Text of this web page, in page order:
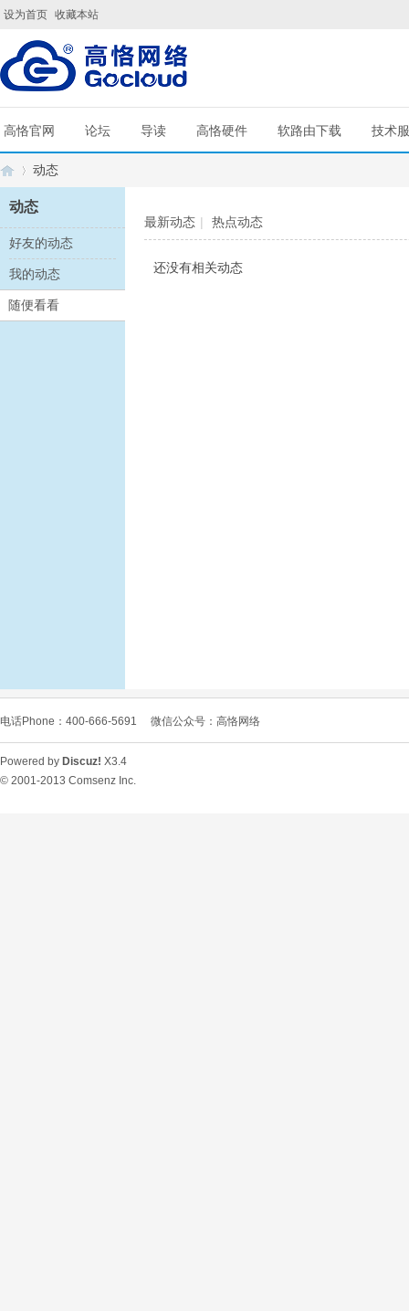
设为首页 收藏本站
高恪官网 论坛 导读 高恪硬件 软路由下载 技术
G ›
动态
动态
好友的动态
我的动态
随便看看
最新动态 | 热点动态
还没有相关动态
电话Phone：400-666-5691 微信公众号：高恪网络
Powered by Discuz! X3.4
© 2001-2013 Comsenz Inc.